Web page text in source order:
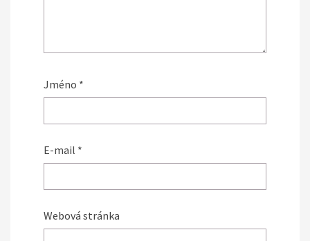
Jméno *
E-mail *
Webová stránka